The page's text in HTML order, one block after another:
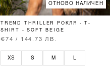
ОТНОВО НАЛИЧЕН
TREND THRILLER РОКЛЯ - T-
SHIRT - SOFT BEIGE
€74 / 144.73 ЛВ.
XS S M